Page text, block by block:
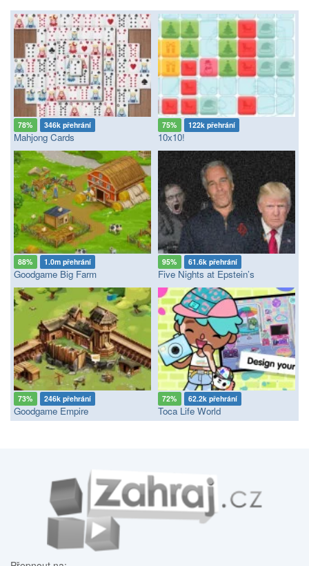
78% 346k přehrání
Mahjong Cards
75% 122k přehrání
10x10!
88% 1.0m přehrání
Goodgame Big Farm
95% 61.6k přehrání
Five Nights at Epstein’s
73% 246k přehrání
Goodgame Empire
72% 62.2k přehrání
Toca Life World